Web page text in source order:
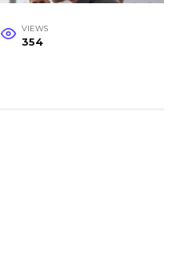
VIEWS
354